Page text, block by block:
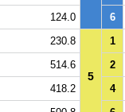
124.0 6
230.8
5
1
514.6
2
418.2
4